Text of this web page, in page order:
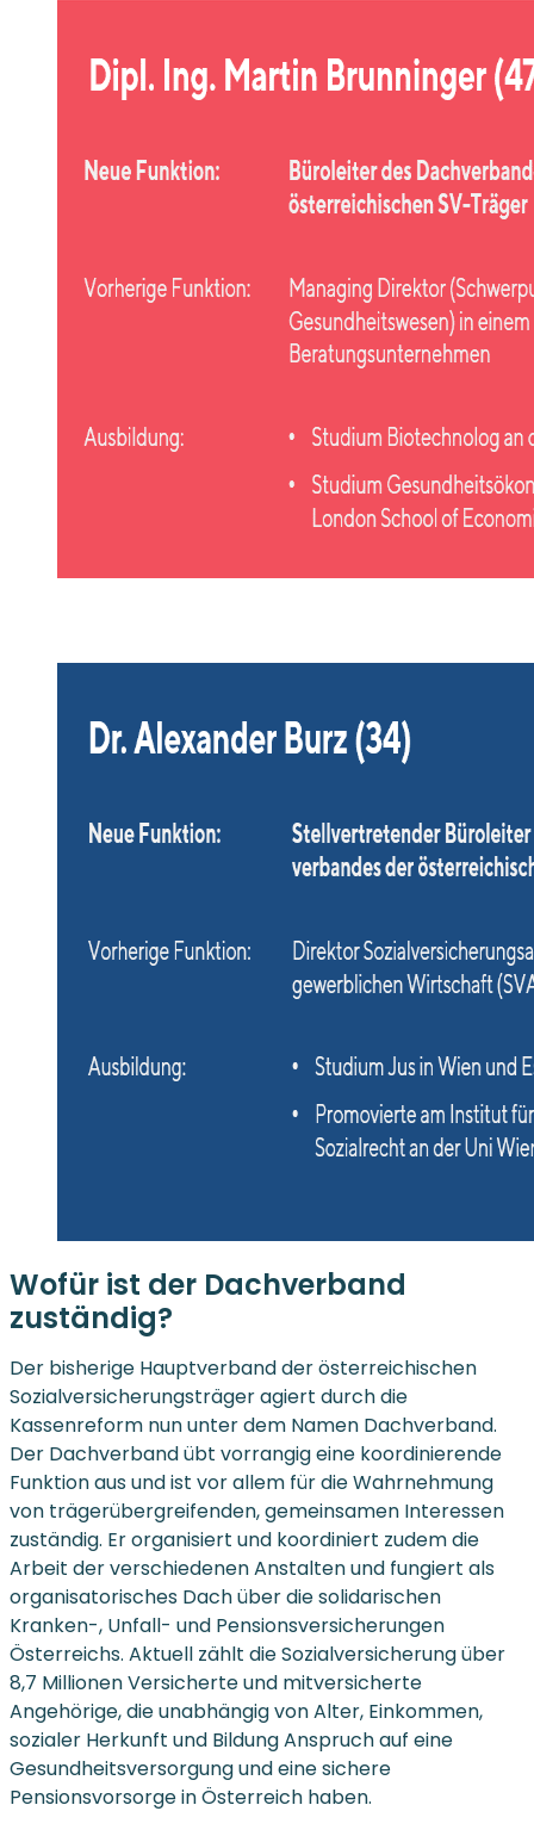
Wofür ist der Dachverband
zuständig?
Der bisherige Hauptverband der österreichischen
Sozialversicherungsträger agiert durch die
Kassenreform nun unter dem Namen Dachverband.
Der Dachverband übt vorrangig eine koordinierende
Funktion aus und ist vor allem für die Wahrnehmung
von trägerübergreifenden, gemeinsamen Interessen
zuständig. Er organisiert und koordiniert zudem die
Arbeit der verschiedenen Anstalten und fungiert als
organisatorisches Dach über die solidarischen
Kranken-, Unfall- und Pensionsversicherungen
Österreichs. Aktuell zählt die Sozialversicherung über
8,7 Millionen Versicherte und mitversicherte
Angehörige, die unabhängig von Alter, Einkommen,
sozialer Herkunft und Bildung Anspruch auf eine
Gesundheitsversorgung und eine sichere
Pensionsvorsorge in Österreich haben.